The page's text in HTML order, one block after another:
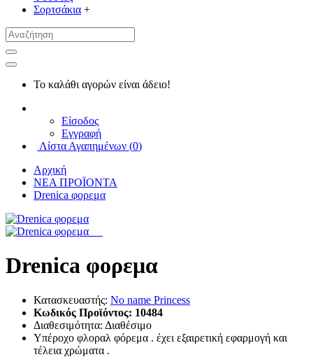
Σορτσάκια +
Το καλάθι αγορών είναι άδειο!
Είσοδος
Εγγραφή
Λίστα Αγαπημένων (0)
Αρχική
ΝΕΑ ΠΡΟΪΟΝΤΑ
Drenica φορεμα
Drenica φορεμα
Κατασκευαστής: No name Princess
Κωδικός Προϊόντος: 10484
Διαθεσιμότητα: Διαθέσιμο
Υπέροχο φλοραλ φόρεμα . έχει εξαιρετική εφαρμογή και
τέλεια χρώματα .